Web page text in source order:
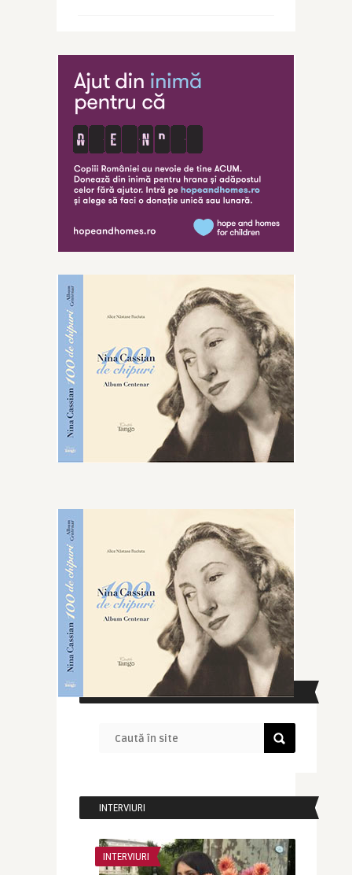
CAUTĂ ÎN SITE
INTERVIURI
INTERVIURI